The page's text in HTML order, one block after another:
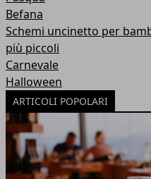
Befana
Schemi uncinetto per
più piccoli
Carnevale
Halloween
ARTICOLI POPOLARI